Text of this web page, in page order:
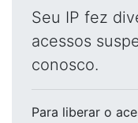
Seu IP fez
acessos
conosco.
Para liberar o